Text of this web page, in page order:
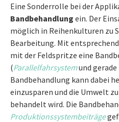
Eine Sonderrolle bei der
Bandbehandlung ein. Der
möglich in Reihenkulturen zu
Bearbeitung. Mit
mit der Feldspritze eine
(Parallelfahrsystemund gerade
Bandbehandlung kann dabei
einzusparen und die Umwelt
behandelt wird. Die
Produktionssystembeiträge